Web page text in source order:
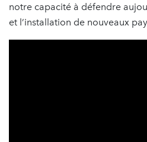
notre capacité à défendre
et l’installation de nouveaux